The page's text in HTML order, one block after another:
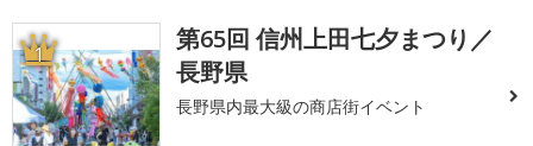
1
第65回 信州上田七夕まつり／
長野県
長野県内最大級の商店街イベント